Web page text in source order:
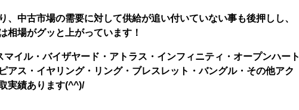
、中古市場の需要に対して供給が追い付いていない事も後押しし、
相場がグッと上がっています！
イル・バイザヤード・アトラス・インフィニティ・オープンハート
アス・イヤリング・リング・ブレスレット・バングル・その他アク
実績あります(^^)/